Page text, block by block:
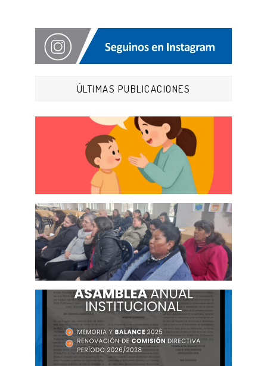
ÚLTIMAS PUBLICACIONES